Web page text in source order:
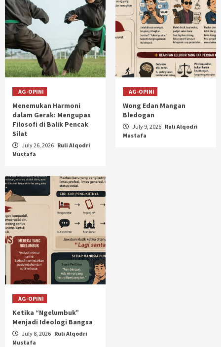
AG-OPINI
Menemukan Harmoni
dalam Gerak: Mengupas
Filosofi di Balik Pencak
Silat
July 26, 2026 Ruli Alqodri
Mustafa
AG-OPINI
Wong Edan Mangan
Bledogan
July 9, 2026 Ruli Alqodri
Mustafa
AG-OPINI
Ketika “Ngelumbuk”
Menjadi Ideologi Bangsa
July 8, 2026 Ruli Alqodri
Mustafa